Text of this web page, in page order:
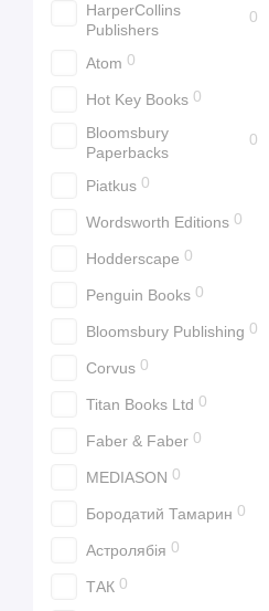
HarperCollins
Publishers
0
Atom 0
Hot Key Books 0
Bloomsbury
Paperbacks
0
Piatkus 0
Wordsworth Editions 0
Hodderscape 0
Penguin Books 0
Bloomsbury Publishing 0
Corvus 0
Titan Books Ltd 0
Faber & Faber 0
MEDIASON 0
Бородатий Тамарин 0
Астролябія 0
ТАК 0